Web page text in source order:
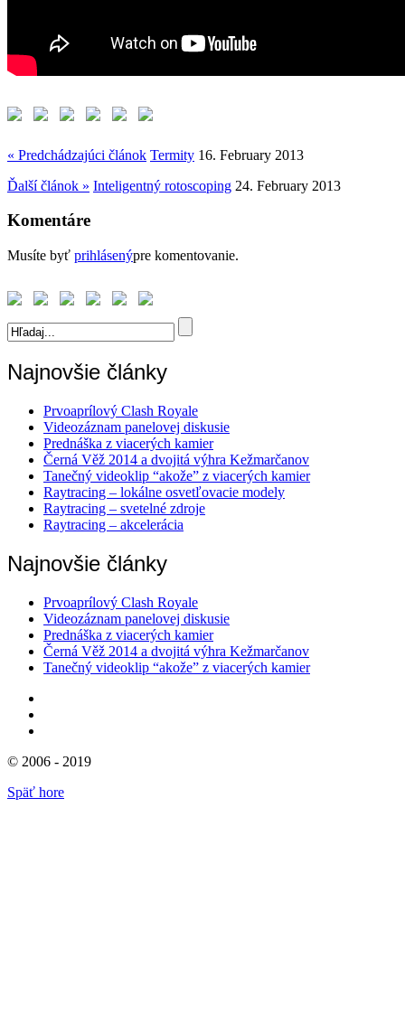
« Predchádzajúci článok Termity 16. February 2013
Ďalší článok » Inteligentný rotoscoping 24. February 2013
Komentáre
Musíte byť prihlásenýpre komentovanie.
Najnovšie články
Prvoaprílový Clash Royale
Videozáznam panelovej diskusie
Prednáška z viacerých kamier
Černá Věž 2014 a dvojitá výhra Kežmarčanov
Tanečný videoklip “akože” z viacerých kamier
Raytracing – lokálne osvetľovacie modely
Raytracing – svetelné zdroje
Raytracing – akcelerácia
Najnovšie články
Prvoaprílový Clash Royale
Videozáznam panelovej diskusie
Prednáška z viacerých kamier
Černá Věž 2014 a dvojitá výhra Kežmarčanov
Tanečný videoklip “akože” z viacerých kamier
© 2006 - 2019
Späť hore